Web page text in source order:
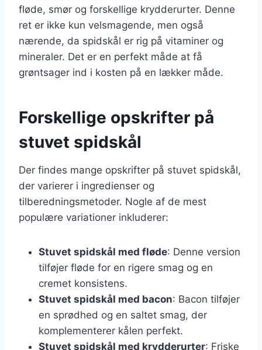
fløde, smør og forskellige krydderurter. Denne
ret er ikke kun velsmagende, men også
nærende, da spidskål er rig på vitaminer og
mineraler. Det er en perfekt måde at få
grøntsager ind i kosten på en lækker måde.
Forskellige opskrifter på
stuvet spidskål
Der findes mange opskrifter på stuvet spidskål,
der varierer i ingredienser og
tilberedningsmetoder. Nogle af de mest
populære variationer inkluderer:
Stuvet spidskål med fløde: Denne version
tilføjer fløde for en rigere smag og en
cremet konsistens.
Stuvet spidskål med bacon: Bacon tilføjer
en sprødhed og en saltet smag, der
komplementerer kålen perfekt.
Stuvet spidskål med krydderurter: Friske